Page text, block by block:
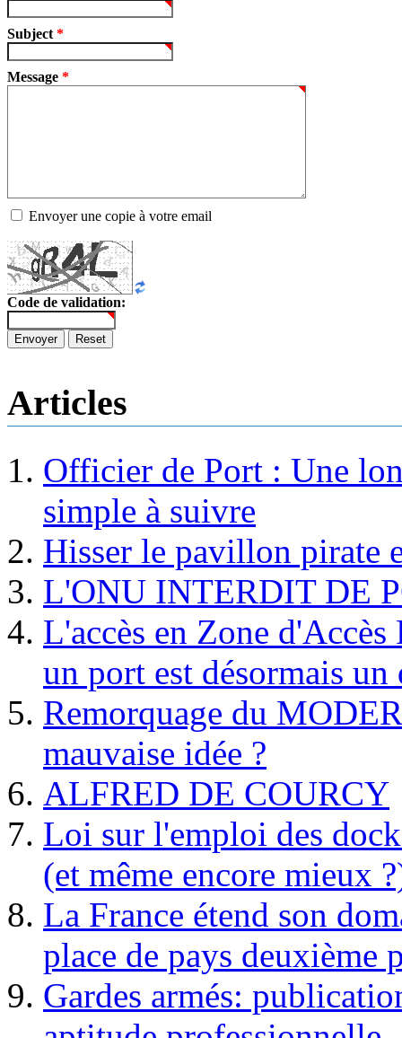
Subject *
Message *
Envoyer une copie à votre email
Code de validation:
Envoyer Reset
Articles
Officier de Port : Une
simple à suivre
Hisser le pavillon pirate
L'ONU INTERDIT DE
L'accès en Zone
un port est désormais un
Remorquage du
mauvaise idée ?
ALFRED DE COURCY
Loi sur l'emploi des
(et même encore mieux
La France étend son
place de pays deuxième
Gardes armés: